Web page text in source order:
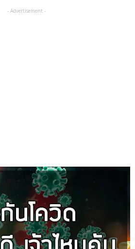
- Advertisement -